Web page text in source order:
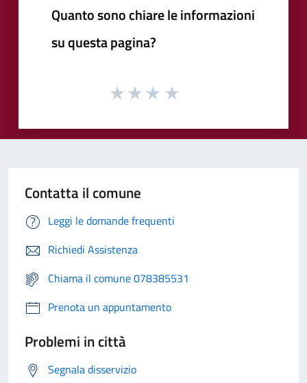
Quanto sono chiare le informazioni
su questa pagina?
Contatta il comune
Leggi le domande frequenti
Richiedi Assistenza
Chiama il comune 078385531
Prenota un appuntamento
Problemi in città
Segnala disservizio